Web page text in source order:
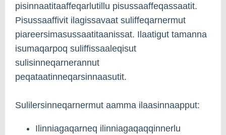
pisinnaatitaaffeqarlutillu pisussaaffeqassaatit.
Pisussaaffivit ilagissavaat suliffeqarnermut
piareersimasussaatitaanissat. Ilaatigut tamanna
isumaqarpoq suliffissaaleqisut
sulisinneqarnerannut
peqataatinneqarsinnaasutit.
Sulilersinneqarnermut aamma ilaasinnaapput:
Ilinniagaqarneq ilinniagaqaqqinnerlu